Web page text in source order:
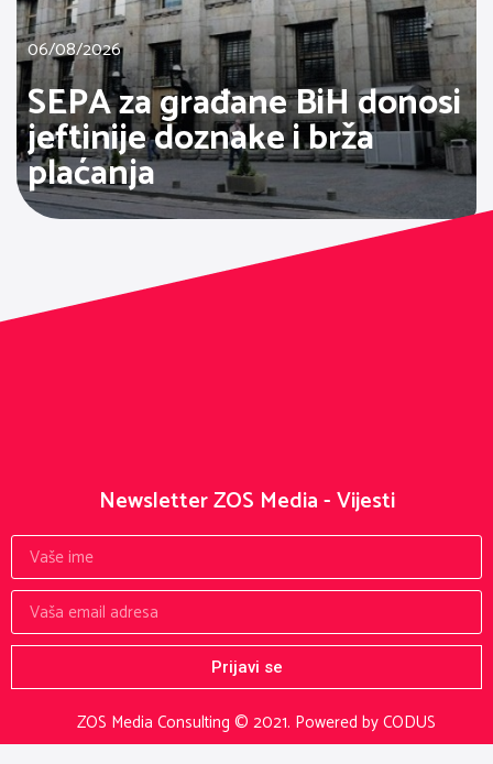
06/08/2026
SEPA za građane BiH donosi
jeftinije doznake i brža
plaćanja
ZOS Media Consulting © 2021. Powered by CODUS
Newsletter ZOS Media - Vijesti
Prijavi se